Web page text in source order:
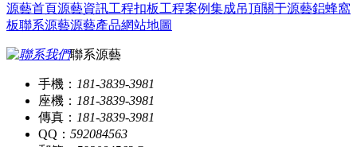
源藝首頁源藝資訊工程扣板工程案例集成吊頂關于源藝鋁蜂窩
板聯系源藝源藝產品網站地圖
聯系源藝
手機： 181-3839-3981
座機： 181-3839-3981
傳真： 181-3839-3981
QQ： 592084563